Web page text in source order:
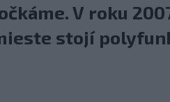
V roku
stojí